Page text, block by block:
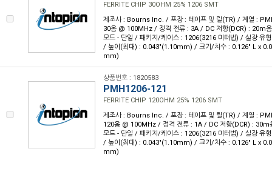
FERRITE CHIP 30OHM 25% 1206 SMT
제조사 : Bourns Inc. / 포장 : 테이프 및 릴(TR) / 계열 :
30옴 @ 100MHz / 정격 전류 : 3A / DC 저항(DCR) : 20m
모드 - 단일 / 패키지/케이스 : 1206(3216 미터법) / 실장 유
/ 높이(최대) : 0.043"(1.10mm) / 크기/치수 : 0.126" L x
mm)
상품번호 : 1820583
PMH1206-121
FERRITE CHIP 120OHM 25% 1206 SMT
제조사 : Bourns Inc. / 포장 : 테이프 및 릴(TR) / 계열 :
120옴 @ 100MHz / 정격 전류 : 1A / DC 저항(DCR) : 30m
모드 - 단일 / 패키지/케이스 : 1206(3216 미터법) / 실장 유
/ 높이(최대) : 0.043"(1.10mm) / 크기/치수 : 0.126" L x
mm)